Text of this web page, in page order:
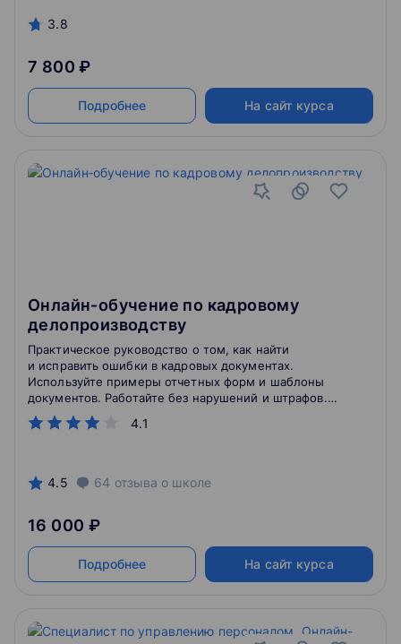
3.8
7 800 ₽
Подробнее На сайт курса
Онлайн‑обучение по кадровому
делопроизводству
4.1
Практическое руководство о том, как найти
и исправить ошибки в кадровых документах.
Используйте примеры отчетных форм и шаблоны
документов. Работайте без нарушений и штрафов.
Узнайте, как организовать кадровый электронный
документооборот
4.5 64 отзыва о школе
16 000 ₽
Подробнее На сайт курса